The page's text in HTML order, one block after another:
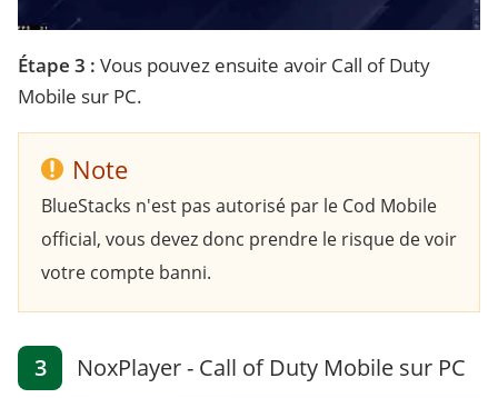
Étape 3 : Vous pouvez ensuite avoir Call of Duty
Mobile sur PC.
Note
BlueStacks n'est pas autorisé par le Cod Mobile
official, vous devez donc prendre le risque de voir
votre compte banni.
3 NoxPlayer - Call of Duty Mobile sur PC